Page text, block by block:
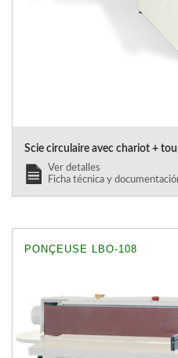
Scie circulaire avec chariot +
Ver detalles
Ficha técnica y
PONÇEUSE LBO-108